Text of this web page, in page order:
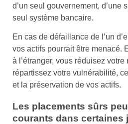
d’un seul gouvernement, d’une
seul système bancaire.
En cas de défaillance de l’un
vos actifs pourrait être menacé.
à l’étranger, vous réduisez
répartissez votre vulnérabilité,
et la préservation de vos actifs.
Les placements sûrs
courants dans certaines